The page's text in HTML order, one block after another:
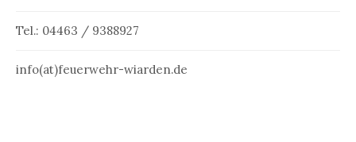
Tel.: 04463 / 9388927
info(at)feuerwehr-wiarden.de